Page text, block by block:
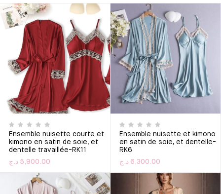
Ensemble nuisette courte et
kimono en satin de soie, et
dentelle travaillée-RK11
5,900.00 د.ج
Ce produit a plusieurs variations. Les options peuvent
Ensemble nuisette et kimono
en satin de soie, et dentelle-
RK6
6,300.00 د.ج
Ce produit a plusieurs